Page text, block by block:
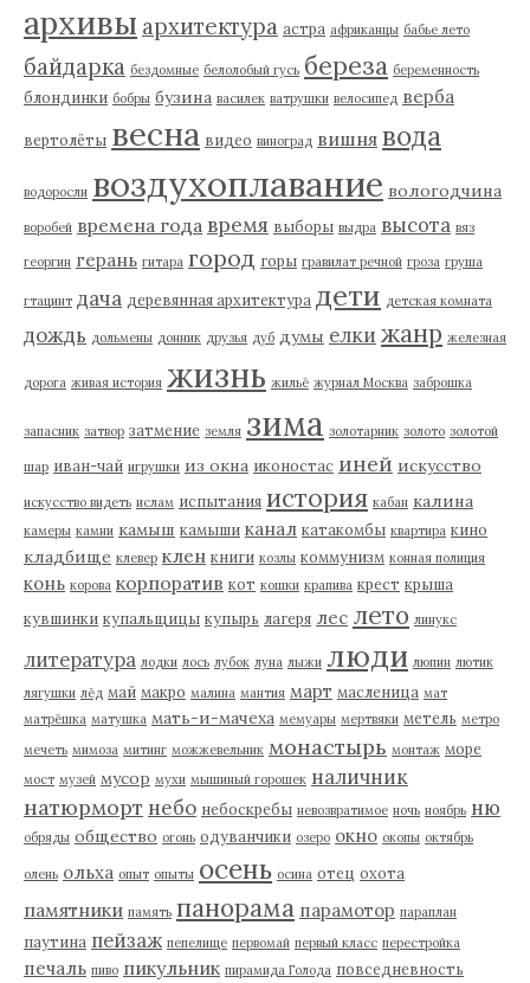
архивы архитектура астра африканцы бабье лето
байдарка бездомные белолобый гусь береза беременность
блондинки бобры бузина василек ватрушки велосипед верба
вертолёты весна видео виноград вишня вода
водоросли воздухоплавание вологодчина
воробей времена года время выборы выдра высота вяз
георгин герань гитара город горы гравилат речной гроза груша
гтацинт дача деревянная архитектура дети детская комната
дождь дольмены донник друзья дуб думы елки жанр железная
дорога живая история жизнь жильё журнал Москва заброшка
запасник затвор затмение земля зима золотарник золото золотой
шар иван-чай игрушки из окна иконостас иней искусство
искусство видеть ислам испытания история кабан калина
камеры камни камыш камыши канал катакомбы квартира кино
кладбище клевер клен книги козлы коммунизм конная полиция
конь корова корпоратив кот кошки крапива крест крыша
кувшинки купальщицы купырь лагеря лес лето линукс
литература лодки лось лубок луна лыжи люди люпин лютик
лягушки лёд май макро малина мантия март масленица мат
матрёшка матушка мать-и-мачеха мемуары мертвяки метель метро
мечеть мимоза митинг можжевельник монастырь монтаж море
мост музей мусор мухи мышиный горошек наличник
натюрморт небо небоскребы невозвратимое ночь ноябрь ню
обряды общество огонь одуванчики озеро окно окопы октябрь
олень ольха опыт опыты осень осина отец охота
памятники память панорама парамотор параплан
паутина пейзаж пепелище первомай первый класс перестройка
печаль пиво пикульник пирамида Голода повседневность